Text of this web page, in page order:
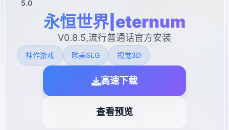
5.0
永恒世界|eternum
V0.8.5,流行普通话官方安装
神作游戏 欧美SLG 视觉3D
高速下载
查看预览